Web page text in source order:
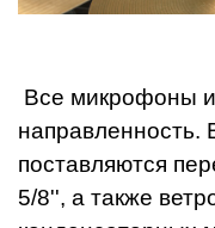
Все микрофоны
направленность.
поставляются
5/8'', а также